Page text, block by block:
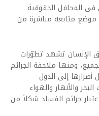
في المحافل الحقوقية
موضع متابعة مباشرة من
الإنسان تشهد تطوّرات
ومنها ملاحقة الجرائم
أضرارها إلى الدول
والأنهار والهواء
جرائم الفساد شكلاً من